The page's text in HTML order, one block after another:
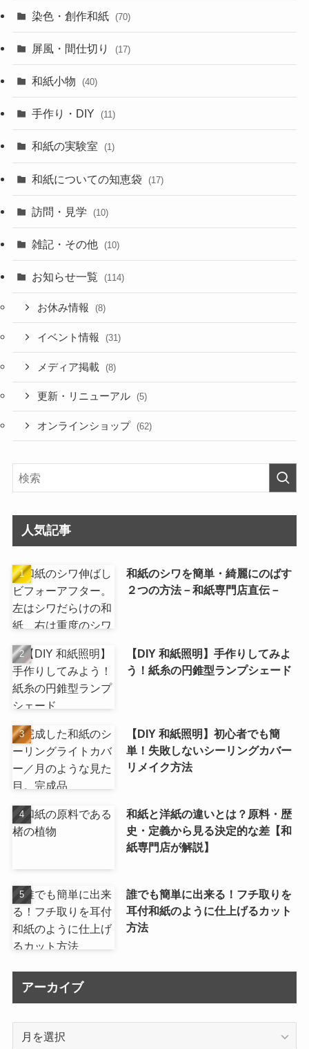
染色・創作和紙 (70)
屏風・間仕切り (17)
和紙小物 (40)
手作り・DIY (11)
和紙の実験室 (1)
和紙についての知恵袋 (17)
訪問・見学 (10)
雑記・その他 (10)
お知らせ一覧 (114)
お休み情報 (8)
イベント情報 (31)
メディア掲載 (8)
更新・リニューアル (5)
オンラインショップ (62)
人気記事
和紙のシワを簡単・綺麗にのばす
２つの方法－和紙専門店直伝－
【DIY 和紙照明】手作りしてみよ
う！紙糸の円錐型ランプシェード
【DIY 和紙照明】初心者でも簡
単！失敗しないシーリングカバー
リメイク方法
和紙と洋紙の違いとは？原料・歴
史・定義から見る決定的な差【和
紙専門店が解説】
誰でも簡単に出来る！フチ取りを
耳付和紙のように仕上げるカット
方法
アーカイブ